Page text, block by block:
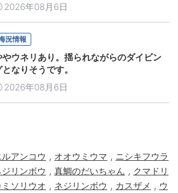
2026年08月6日
況情報
やウネリあり。揺られながらのダイビン
となりそうです。
2026年08月6日
アンコウ , オオウミウマ , ニシキフウラ
リンボウ , 真鯛のだいちゃん , クマドリ
ミソリウオ , ネジリンボウ , カスザメ , ウ